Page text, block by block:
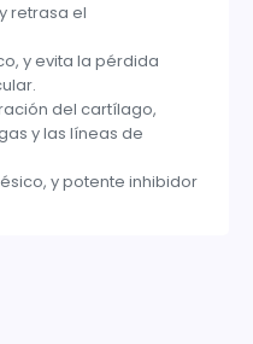
retrasa el
y evita la pérdida
del cartílago,
y las líneas de
y potente inhibidor